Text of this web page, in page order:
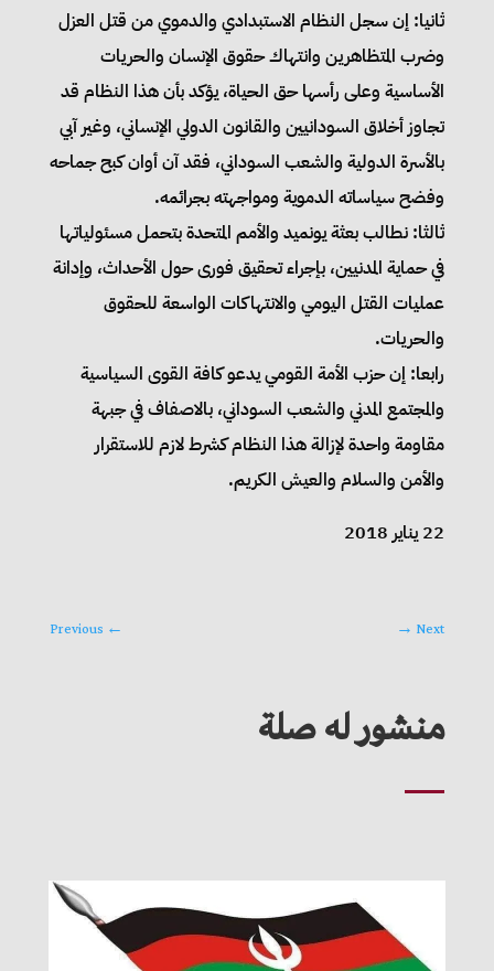
ثانيا: إن سجل النظام الاستبدادي والدموي من قتل العزل
وضرب المتظاهرين وانتهاك حقوق الإنسان والحريات
الأساسية وعلى رأسها حق الحياة، يؤكد بأن هذا النظام قد
تجاوز أخلاق السودانيين والقانون الدولي الإنساني، وغير آبي
بالأسرة الدولية والشعب السوداني، فقد آن أوان كبح جماحه
وفضح سياساته الدموية ومواجهته بجرائمه.
ثالثا: نطالب بعثة يونميد والأمم المتحدة بتحمل مسئولياتها
في حماية المدنيين، بإجراء تحقيق فورى حول الأحداث، وإدانة
عمليات القتل اليومي والانتهاكات الواسعة للحقوق
والحريات.
رابعا: إن حزب الأمة القومي يدعو كافة القوى السياسية
والمجتمع المدني والشعب السوداني، بالاصفاف في جبهة
مقاومة واحدة لإزالة هذا النظام كشرط لازم للاستقرار
والأمن والسلام والعيش الكريم.
22 يناير 2018
←
Previous Next
→
منشور له صلة